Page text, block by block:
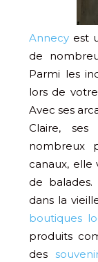
Annecy est
de
Parmi les
lors de
Avec ses
Claire, ses
nombreux
canaux, elle
de
dans la
boutiques
produits
des